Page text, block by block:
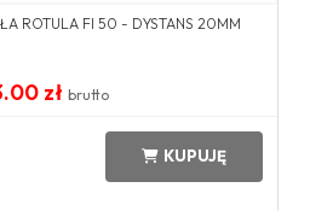
ROTULA FI 50 - DYSTANS 20MM
złbrutto
KUPUJĘ